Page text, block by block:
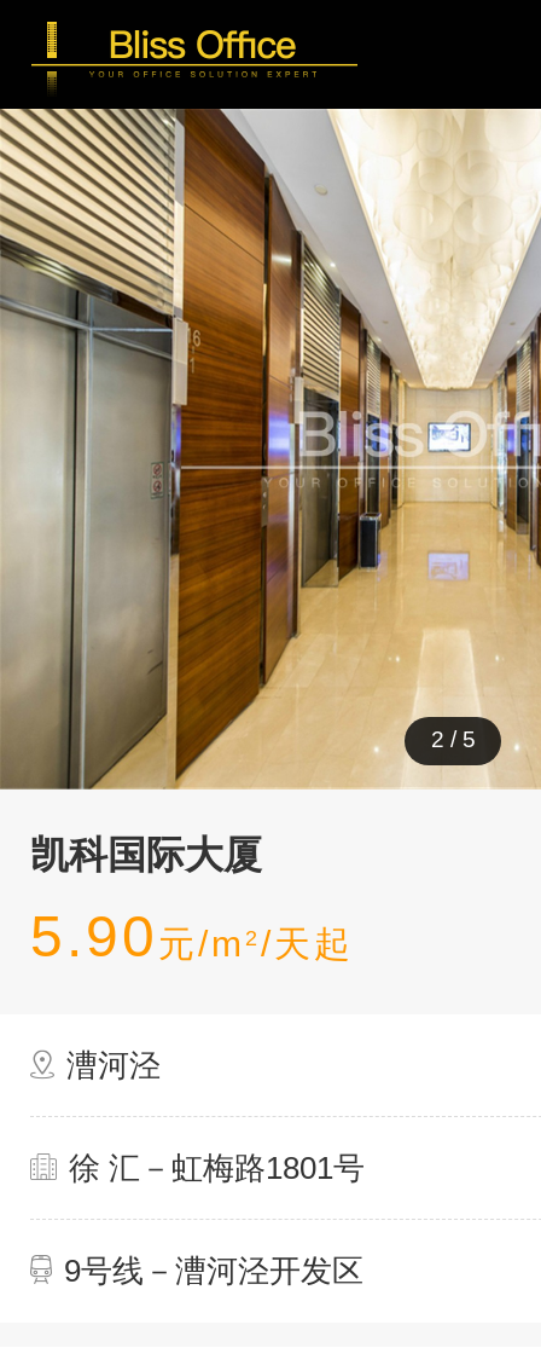
3 / 5
凯科国际大厦
5.90 元/m 2 /天起
漕河泾
徐 汇－虹梅路1801号
9号线－漕河泾开发区